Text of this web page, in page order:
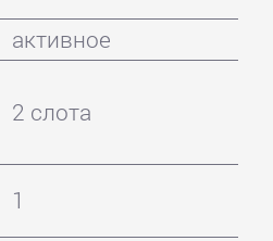
активное
2 слота
1